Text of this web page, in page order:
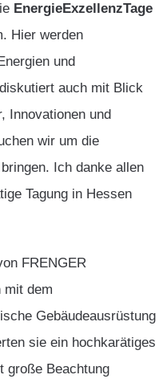
EnergieExzellenzTage
Hier werden
und
auch mit Blick
Innovationen und
wir um die
Ich danke allen
Tagung in Hessen
FRENGER
mit dem
Gebäudeausrüstung
sie ein hochkarätiges
große Beachtung